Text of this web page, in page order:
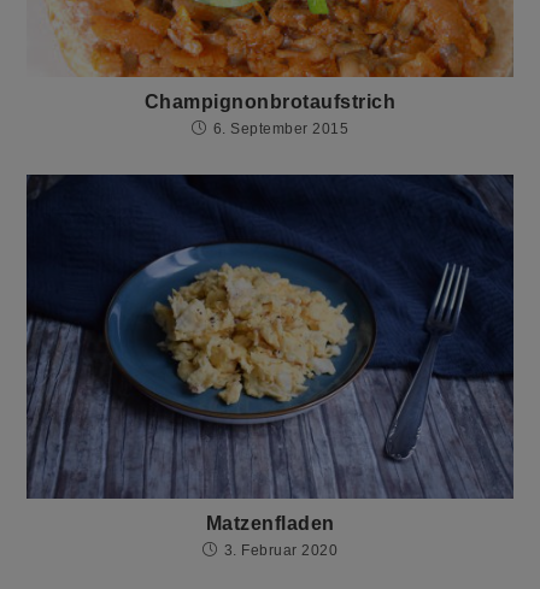
Champignonbrotaufstrich
6. September 2015
Matzenfladen
3. Februar 2020